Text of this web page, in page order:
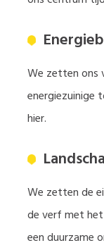
We zetten ons
energiezuinige
hier.
We zetten de
de verf met het
een duurzame